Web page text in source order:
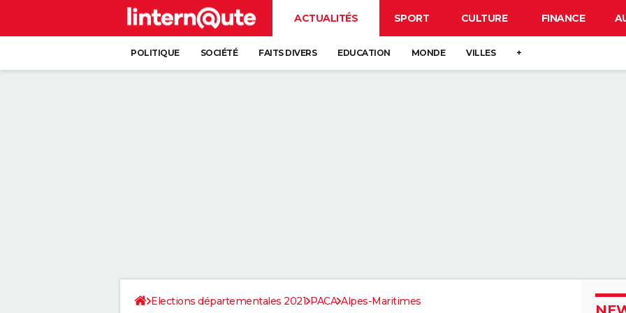
ACTUALITÉS SPORT CULTURE FINANCE
POLITIQUE SOCIÉTÉ FAITS DIVERS EDUCATION MONDE VILLES +
Elections départementales 2021 PACA Alpes-Maritimes